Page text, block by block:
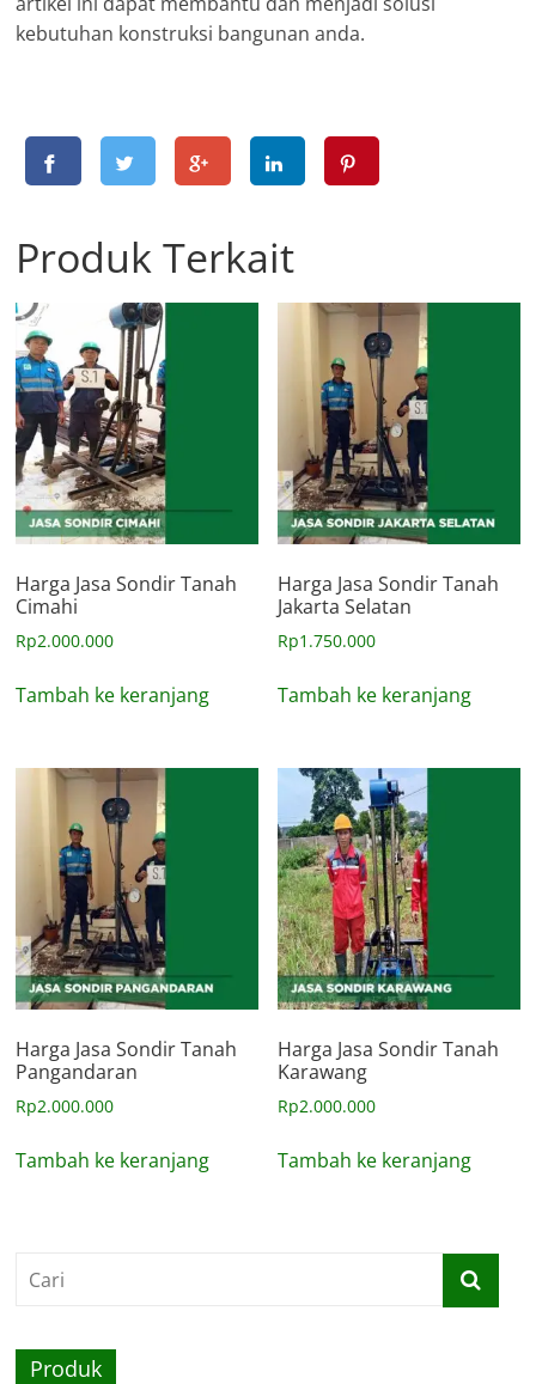
kebutuhan konstruksi bangunan anda.
Produk Terkait
Harga Jasa Sondir Tanah
Cimahi
Rp2.000.000
Tambah ke keranjang
Harga Jasa Sondir Tanah
Jakarta Selatan
Rp1.750.000
Tambah ke keranjang
Harga Jasa Sondir Tanah
Pangandaran
Rp2.000.000
Tambah ke keranjang
Harga Jasa Sondir Tanah
Karawang
Rp2.000.000
Tambah ke keranjang
Produk